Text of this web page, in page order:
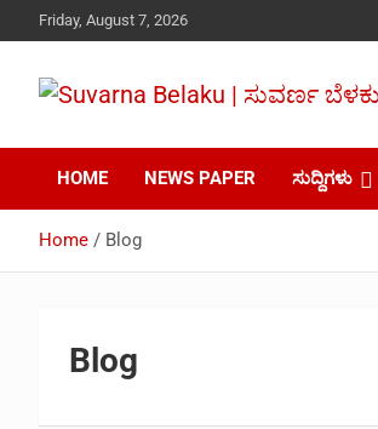
to
Friday, August 7, 2026
Suvarna
ಸುವರ್ಣ ಬೆಳಕು
HOME NEWS PAPER ಸುದ್ದಿಗಳು
Home Blog
Blog